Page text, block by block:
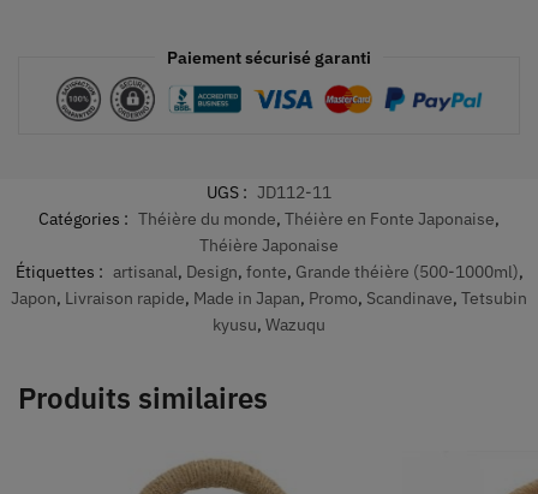
Paiement sécurisé garanti
UGS : JD112-11
Catégories : Théière du monde, Théière en Fonte Japonaise,
Théière Japonaise
Étiquettes : artisanal, Design, fonte, Grande théière (500-1000ml),
Japon, Livraison rapide, Made in Japan, Promo, Scandinave, Tetsubin
kyusu, Wazuqu
Produits similaires